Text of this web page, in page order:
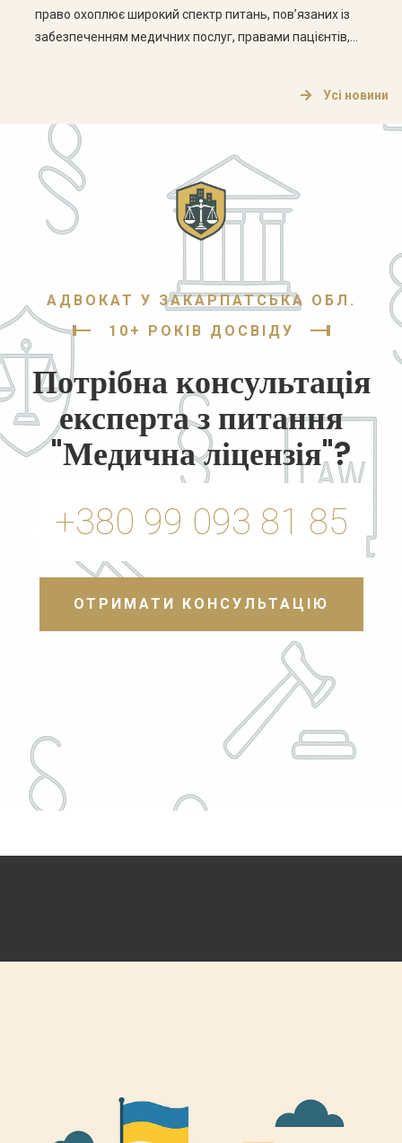
право охоплює широкий спектр питань, пов’язаних із
забезпеченням медичних послуг, правами пацієнтів,
права Медичне право в Україні складається з кількох
ключових аспектів, які варто розглянути […]
Усі новини
АДВОКАТ У ЗАКАРПАТСЬКА ОБЛ.
10+ РОКІВ ДОСВІДУ
Потрібна консультація
експерта з питання
"Медична ліцензія"?
+380 99 093 81 85
ОТРИМАТИ КОНСУЛЬТАЦІЮ